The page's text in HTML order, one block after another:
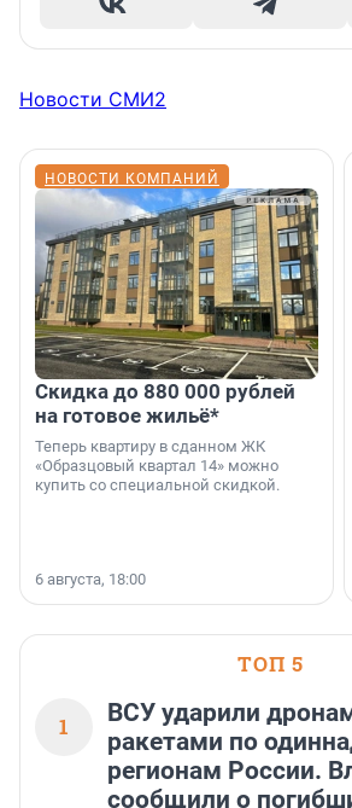
Новости СМИ2
НОВОСТИ КОМПАНИЙ
Скидка до 880 000 рублей
на готовое жильё*
Теперь квартиру в сданном ЖК
«Образцовый квартал 14» можно
купить со специальной скидкой.
6 августа, 18:00
ТОП 5
1
ВСУ ударили
ракетами по
регионам России.
сообщили о